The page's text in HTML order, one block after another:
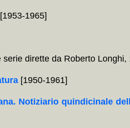
[1953-1965]
serie dirette da Roberto Longhi,
[1950-1961]
Notiziario quindicinale